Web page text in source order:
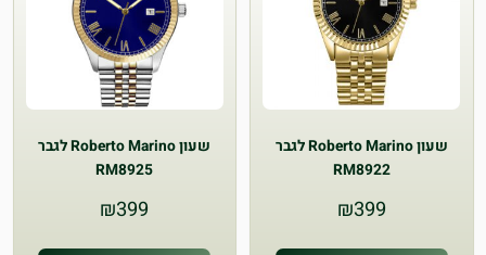
שעון Roberto Marino לגבר
RM8922
₪399
שעון Roberto Marino לגבר
RM8925
₪399